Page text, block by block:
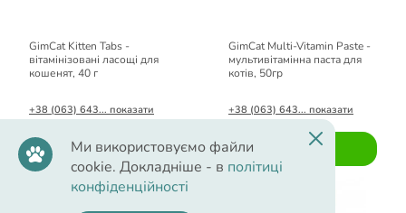
GimCat Kitten Tabs -
вітамінізовані ласощі для
кошенят, 40 г
+38 (063) 643... показати
Купити
GimCat Multi-Vitamin Paste -
мультивітамінна паста для
котів, 50гр
+38 (063) 643... показати
Купити
Ми використовуємо файли
cookie. Докладніше - в політиці
конфіденційності